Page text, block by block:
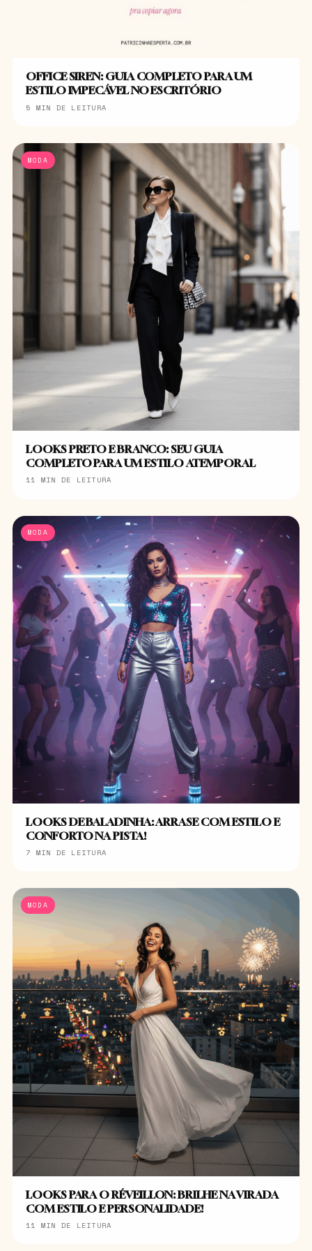
OFFICE SIREN: GUIA COMPLETO PARA UM
ESTILO IMPECÁVEL NO ESCRITÓRIO
5 MIN DE LEITURA
MODA
LOOKS PRETO E BRANCO: SEU GUIA
COMPLETO PARA UM ESTILO ATEMPORAL
11 MIN DE LEITURA
MODA
LOOKS DE BALADINHA: ARRASE COM ESTILO E
CONFORTO NA PISTA!
7 MIN DE LEITURA
MODA
LOOKS PARA O RÉVEILLON: BRILHE NA VIRADA
COM ESTILO E PERSONALIDADE!
11 MIN DE LEITURA